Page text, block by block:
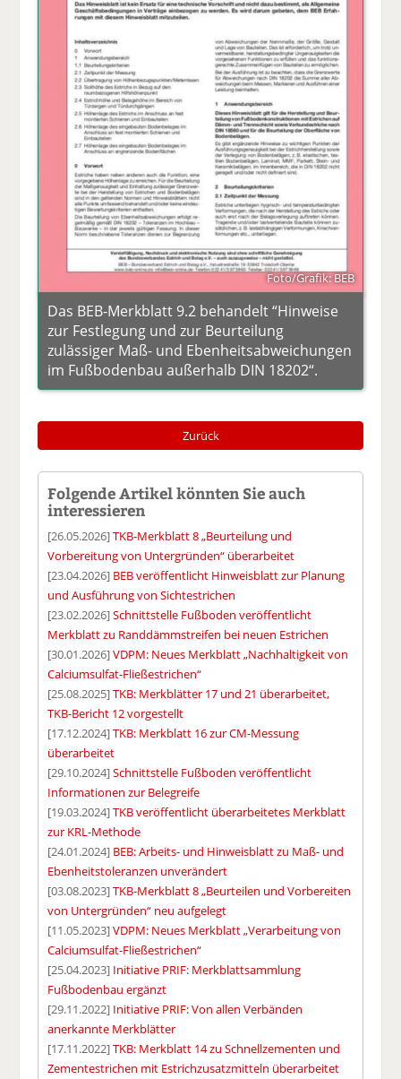
Foto/Grafik: BEB
Das BEB-Merkblatt 9.2 behandelt “Hinweise
zur Festlegung und zur Beurteilung
zulässiger Maß- und Ebenheitsabweichungen
im Fußbodenbau außerhalb DIN 18202“.
Zurück
Folgende Artikel könnten Sie auch
interessieren
[26.05.2026]TKB-Merkblatt 8 „Beurteilung und
Vorbereitung von Untergründen“ überarbeitet
[23.04.2026] BEB veröffentlicht Hinweisblatt zur Planung
und Ausführung von Sichtestrichen
[23.02.2026]Schnittstelle Fußboden veröffentlicht
Merkblatt zu Randdämmstreifen bei neuen Estrichen
[30.01.2026]VDPM: Neues Merkblatt „Nachhaltigkeit von
Calciumsulfat-Fließestrichen“
[25.08.2025]TKB: Merkblätter 17 und 21 überarbeitet,
TKB-Bericht 12 vorgestellt
[17.12.2024]TKB: Merkblatt 16 zur CM-Messung
überarbeitet
[29.10.2024]Schnittstelle Fußboden veröffentlicht
Informationen zur Belegreife
[19.03.2024]TKB veröffentlicht überarbeitetes Merkblatt
zur KRL-Methode
[24.01.2024] BEB: Arbeits- und Hinweisblatt zu Maß- und
Ebenheitstoleranzen unverändert
[03.08.2023]TKB-Merkblatt 8 „Beurteilen und Vorbereiten
von Untergründen“ neu aufgelegt
[11.05.2023]VDPM: Neues Merkblatt „Verarbeitung von
Calciumsulfat-Fließestrichen“
[25.04.2023] Initiative PRIF: Merkblattsammlung
Fußbodenbau ergänzt
[29.11.2022] Initiative PRIF: Von allen Verbänden
anerkannte Merkblätter
[17.11.2022]TKB: Merkblatt 14 zu Schnellzementen und
Zementestrichen mit Estrichzusatzmitteln überarbeitet